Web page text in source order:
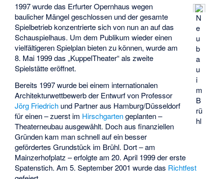
N
e
u
b
a
u
i
m
B
rü
hl
1997 wurde das Erfurter Opernhaus wegen
baulicher Mängel geschlossen und der gesamte
Spielbetrieb konzentrierte sich von nun an auf das
Schauspielhaus. Um dem Publikum wieder einen
vielfältigeren Spielplan bieten zu können, wurde am
8. Mai 1999 das „KuppelTheater“ als zweite
Spielstätte eröffnet.
Bereits 1997 wurde bei einem internationalen
Architekturwettbewerb der Entwurf von Professor
Jörg Friedrich und Partner aus Hamburg/Düsseldorf
für einen – zuerst im Hirschgartengeplanten –
Theaterneubau ausgewählt. Doch aus finanziellen
Gründen kam man schnell auf ein besser
gefördertes Grundstück im Brühl. Dort – am
Mainzerhofplatz – erfolgte am 20. April 1999 der erste
Spatenstich. Am 5. September 2001 wurde das Richtfest